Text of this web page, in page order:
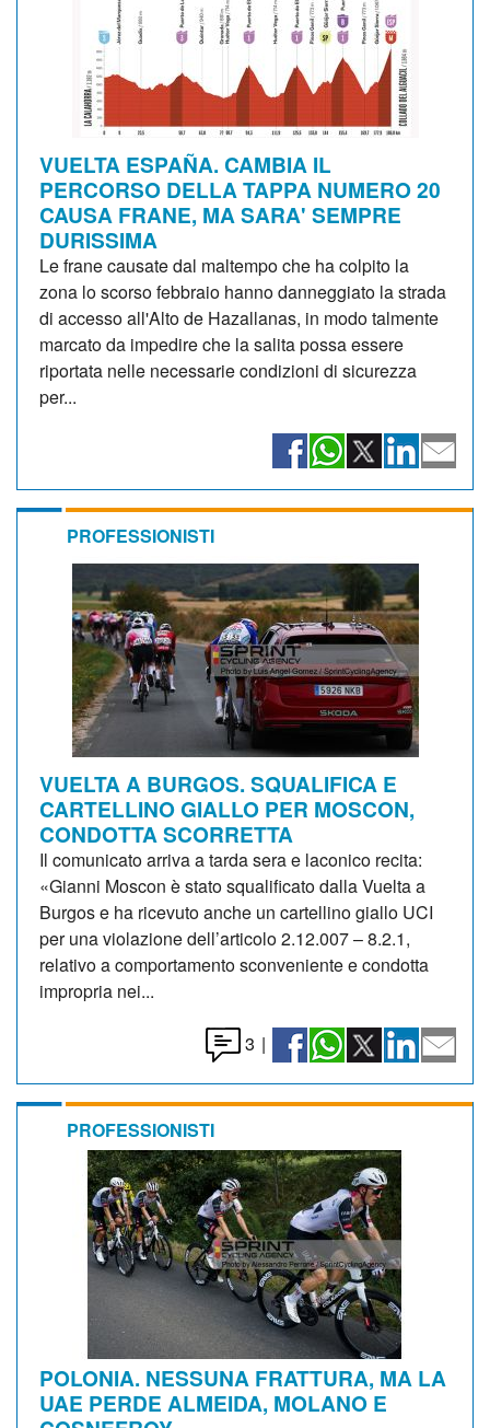
VUELTA ESPAÑA. CAMBIA IL
PERCORSO DELLA TAPPA NUMERO 20
CAUSA FRANE, MA SARA' SEMPRE
DURISSIMA
Le frane causate dal maltempo che ha colpito la
zona lo scorso febbraio hanno danneggiato la strada
di accesso all'Alto de Hazallanas, in modo talmente
marcato da impedire che la salita possa essere
riportata nelle necessarie condizioni di sicurezza
per...
PROFESSIONISTI
VUELTA A BURGOS. SQUALIFICA E
CARTELLINO GIALLO PER MOSCON,
CONDOTTA SCORRETTA
Il comunicato arriva a tarda sera e laconico recita:
«Gianni Moscon è stato squalificato dalla Vuelta a
Burgos e ha ricevuto anche un cartellino giallo UCI
per una violazione dell’articolo 2.12.007 – 8.2.1,
relativo a comportamento sconveniente e condotta
impropria nei...
3 |
PROFESSIONISTI
POLONIA. NESSUNA FRATTURA, MA LA
UAE PERDE ALMEIDA, MOLANO E